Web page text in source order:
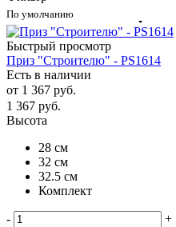
По умолчанию
Быстрый просмотр
Приз "Строителю" - PS1614
Есть в наличии
от 1 367 руб.
1 367 руб.
Высота
28 см
32 см
32.5 см
Комплект
-
+